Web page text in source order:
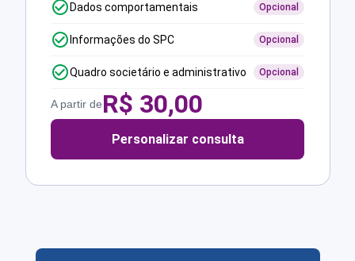
Dados comportamentais Opcional
Informações do SPC Opcional
Quadro societário e administrativo Opcional
A partir deR$ 30,00
Personalizar consulta